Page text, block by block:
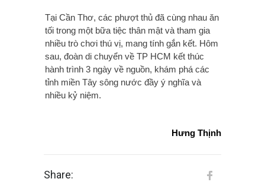
Tại Cần Thơ, các phượt thủ đã cùng nhau ăn
tối trong một bữa tiệc thân mật và tham gia
nhiều trò chơi thú vị, mang tính gắn kết. Hôm
sau, đoàn di chuyển về TP HCM kết thúc
hành trình 3 ngày về nguồn, khám phá các
tỉnh miền Tây sông nước đầy ý nghĩa và
nhiều kỷ niệm.
Hưng Thịnh
Share: